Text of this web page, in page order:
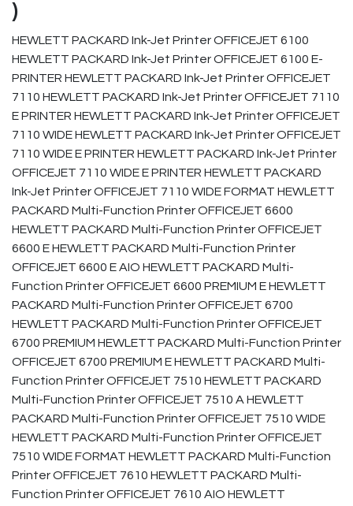
)
HEWLETT PACKARD Ink-Jet Printer OFFICEJET 6100
HEWLETT PACKARD Ink-Jet Printer OFFICEJET 6100 E-
PRINTER HEWLETT PACKARD Ink-Jet Printer OFFICEJET
7110 HEWLETT PACKARD Ink-Jet Printer OFFICEJET 7110
E PRINTER HEWLETT PACKARD Ink-Jet Printer OFFICEJET
7110 WIDE HEWLETT PACKARD Ink-Jet Printer OFFICEJET
7110 WIDE E PRINTER HEWLETT PACKARD Ink-Jet Printer
OFFICEJET 7110 WIDE E PRINTER HEWLETT PACKARD
Ink-Jet Printer OFFICEJET 7110 WIDE FORMAT HEWLETT
PACKARD Multi-Function Printer OFFICEJET 6600
HEWLETT PACKARD Multi-Function Printer OFFICEJET
6600 E HEWLETT PACKARD Multi-Function Printer
OFFICEJET 6600 E AIO HEWLETT PACKARD Multi-
Function Printer OFFICEJET 6600 PREMIUM E HEWLETT
PACKARD Multi-Function Printer OFFICEJET 6700
HEWLETT PACKARD Multi-Function Printer OFFICEJET
6700 PREMIUM HEWLETT PACKARD Multi-Function Printer
OFFICEJET 6700 PREMIUM E HEWLETT PACKARD Multi-
Function Printer OFFICEJET 7510 HEWLETT PACKARD
Multi-Function Printer OFFICEJET 7510 A HEWLETT
PACKARD Multi-Function Printer OFFICEJET 7510 WIDE
HEWLETT PACKARD Multi-Function Printer OFFICEJET
7510 WIDE FORMAT HEWLETT PACKARD Multi-Function
Printer OFFICEJET 7610 HEWLETT PACKARD Multi-
Function Printer OFFICEJET 7610 AIO HEWLETT